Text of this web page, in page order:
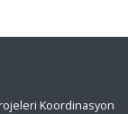
Koordinasyon